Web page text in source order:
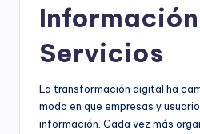
Servicios
La transformación digital ha
modo en que empresas y
información. Cada vez más